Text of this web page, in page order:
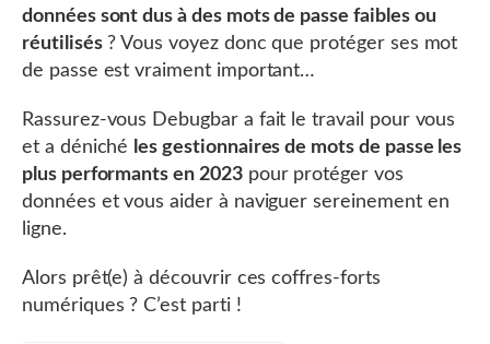
données sont dus à des mots de passe faibles ou
réutilisés? Vous voyez donc que protéger ses mot
de passe est vraiment important…
Rassurez-vous Debugbar a fait le travail pour vous
et a déniché les gestionnaires de mots de passe les
plus performants en 2023pour protéger vos
données et vous aider à naviguer sereinement en
ligne.
Alors prêt(e) à découvrir ces coffres-forts
numériques ? C’est parti !